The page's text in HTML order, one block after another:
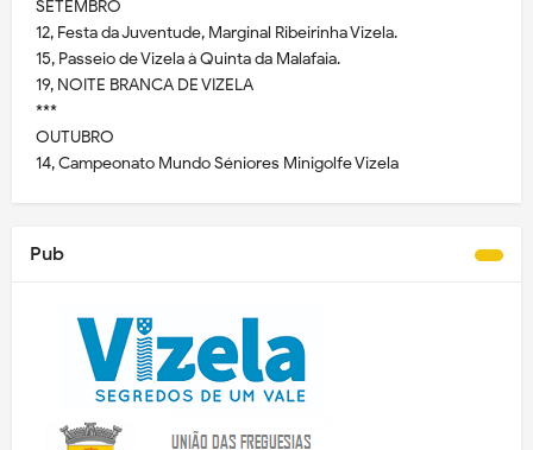
SETEMBRO
12, Festa da Juventude, Marginal Ribeirinha Vizela.
15, Passeio de Vizela à Quinta da Malafaia.
19, NOITE BRANCA DE VIZELA
***
OUTUBRO
14, Campeonato Mundo Séniores Minigolfe Vizela
Pub